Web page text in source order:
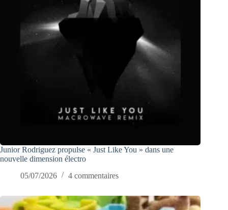
Junior Rodriguez propulse « Just Like You » dans une
nouvelle dimension électro
05/07/2026
4 commentaires